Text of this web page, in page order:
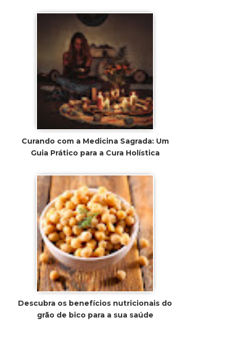
Curando com a Medicina Sagrada: Um
Guia Prático para a Cura Holística
Descubra os benefícios nutricionais do
grão de bico para a sua saúde